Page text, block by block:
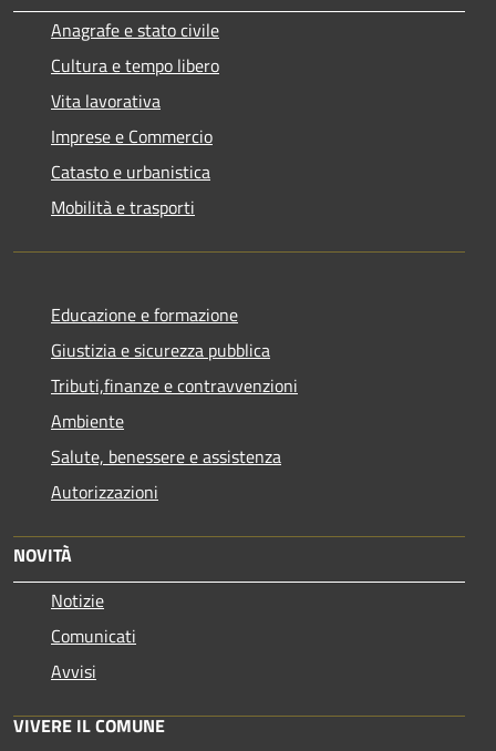
Anagrafe e stato civile
Cultura e tempo libero
Vita lavorativa
Imprese e Commercio
Catasto e urbanistica
Mobilità e trasporti
Educazione e formazione
Giustizia e sicurezza pubblica
Tributi,finanze e contravvenzioni
Ambiente
Salute, benessere e assistenza
Autorizzazioni
NOVITÀ
Notizie
Comunicati
Avvisi
VIVERE IL COMUNE